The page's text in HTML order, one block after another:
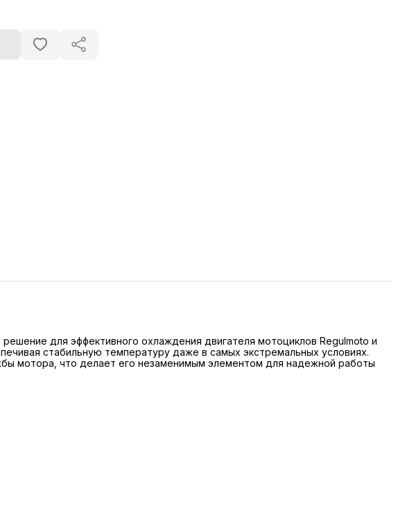
для эффективного охлаждения двигателя мотоциклов Regulmoto и
стабильную температуру даже в самых экстремальных условиях.
мотора, что делает его незаменимым элементом для надежной работы